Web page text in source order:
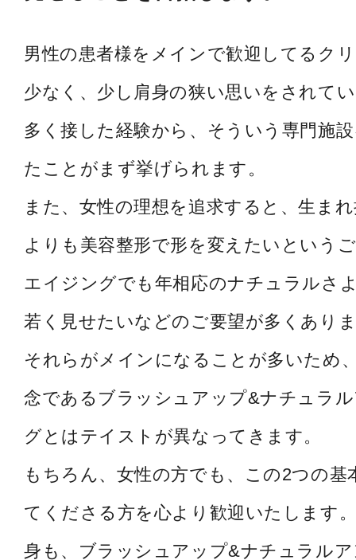
男性の患者様をメインで歓迎してるク
少なく、少し肩身の狭い思いをされて
多く接した経験から、そういう専門施
たことがまず挙げられます。
また、女性の理想を追求すると、生ま
よりも美容整形で形を変えたいという
エイジングでも年相応のナチュラルさ
若く見せたいなどのご要望が多くあり
それらがメインになることが多いため
念であるブラッシュアップ&ナチュラ
グとはテイストが異なってきます。
もちろん、女性の方でも、この2つの基
てくださる方を心より歓迎いたします
身も、ブラッシュアップ&ナチュラル